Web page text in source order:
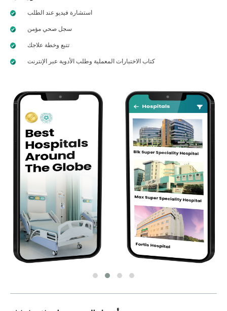
استشارة فيديو عند الطلب
سجل صحي مؤمن
تتبع وخطة علاجك
كتاب الاختبارات المعملية وطلب الأدوية عبر الإنترنت